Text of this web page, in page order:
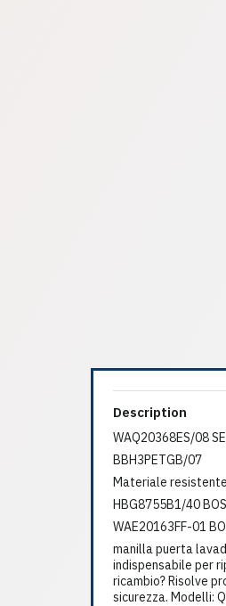
Description
WAQ20368ES/08
BBH3PETGB/07
Materiale
HBG8755B1/40
WAE20163FF-01
manilla puerta
indispensabile per
ricambio? Risolve
sicurezza. Modelli: